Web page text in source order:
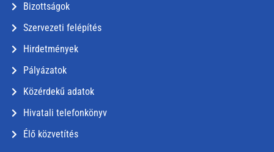
Bizottságok
Szervezeti felépítés
Hirdetmények
Pályázatok
Közérdekű adatok
Hivatali telefonkönyv
Élő közvetítés